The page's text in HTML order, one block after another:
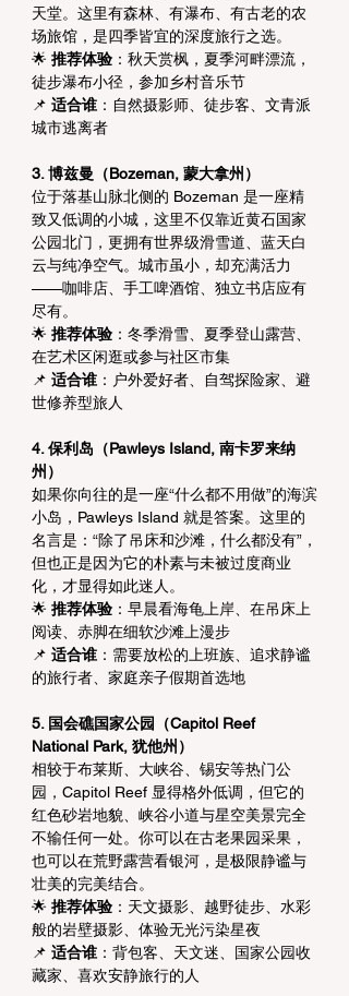
天堂。这里有森林、有瀑布、有古老的农
场旅馆，是四季皆宜的深度旅行之选。
🌟 推荐体验 ：秋天赏枫，夏季河畔漂流，
徒步瀑布小径，参加乡村音乐节
📌 适合谁 ：自然摄影师、徒步客、文青派
城市逃离者
3. 博兹曼（Bozeman, 蒙大拿州）
位于落基山脉北侧的 Bozeman 是一座精
致又低调的小城，这里不仅靠近黄石国家
公园北门，更拥有世界级滑雪道、蓝天白
云与纯净空气。城市虽小，却充满活力
——咖啡店、手工啤酒馆、独立书店应有
尽有。
🌟 推荐体验 ：冬季滑雪、夏季登山露营、
在艺术区闲逛或参与社区市集
📌 适合谁 ：户外爱好者、自驾探险家、避
世修养型旅人
4. 保利岛（Pawleys Island, 南卡罗来纳
州）
如果你向往的是一座“什么都不用做”的海滨
小岛，Pawleys Island 就是答案。这里的
名言是：“除了吊床和沙滩，什么都没有”，
但也正是因为它的朴素与未被过度商业
化，才显得如此迷人。
🌟 推荐体验 ：早晨看海龟上岸、在吊床上
阅读、赤脚在细软沙滩上漫步
📌 适合谁 ：需要放松的上班族、追求静谧
的旅行者、家庭亲子假期首选地
5. 国会礁国家公园（Capitol Reef
National Park, 犹他州）
相较于布莱斯、大峡谷、锡安等热门公
园，Capitol Reef 显得格外低调，但它的
红色砂岩地貌、峡谷小道与星空美景完全
不输任何一处。你可以在古老果园采果，
也可以在荒野露营看银河，是极限静谧与
壮美的完美结合。
🌟 推荐体验 ：天文摄影、越野徒步、水彩
般的岩壁摄影、体验无光污染星夜
📌 适合谁 ：背包客、天文迷、国家公园收
藏家、喜欢安静旅行的人